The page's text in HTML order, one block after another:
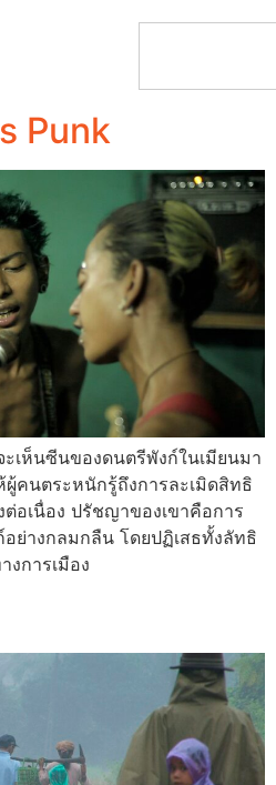
Punk
เห็นซีนของดนตรีพังก์ในเมียนมา
คนตระหนักรู้ถึงการละเมิดสิทธิ
อเนื่อง ปรัชญาของเขาคือการ
ย่างกลมกลืน โดยปฏิเสธทั้งลัทธิ
การเมือง